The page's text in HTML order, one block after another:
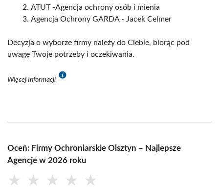
ATUT -Agencja ochrony osób i mienia
Agencja Ochrony GARDA - Jacek Celmer
Decyzja o wyborze firmy należy do Ciebie, biorąc pod
uwagę Twoje potrzeby i oczekiwania.
Więcej Informacji
Oceń: Firmy Ochroniarskie Olsztyn – Najlepsze
Agencje w 2026 roku
★ ★ ★ ★ ★